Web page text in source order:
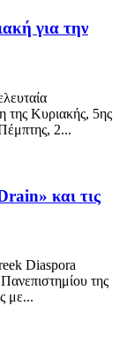
για την
της Κυριακής, 5ης
2...
και τις
Diaspora
της
με...